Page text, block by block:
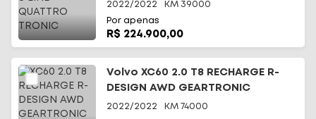
2022/2022 KM 39000
Por apenas
R$ 224.900,00
Volvo XC60 2.0 T8 RECHARGE R-
DESIGN AWD GEARTRONIC
2022/2022 KM 74000